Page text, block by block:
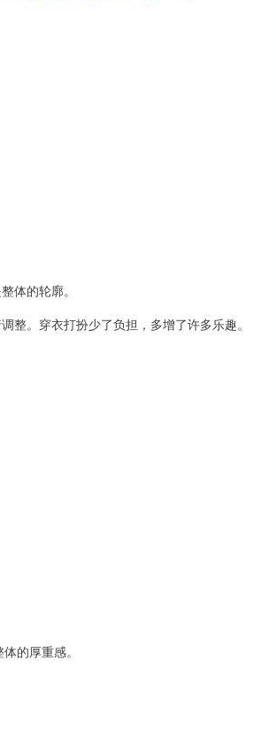
体的轮廓。
整。穿衣打扮少了负担，多增了许多乐趣。
的厚重感。